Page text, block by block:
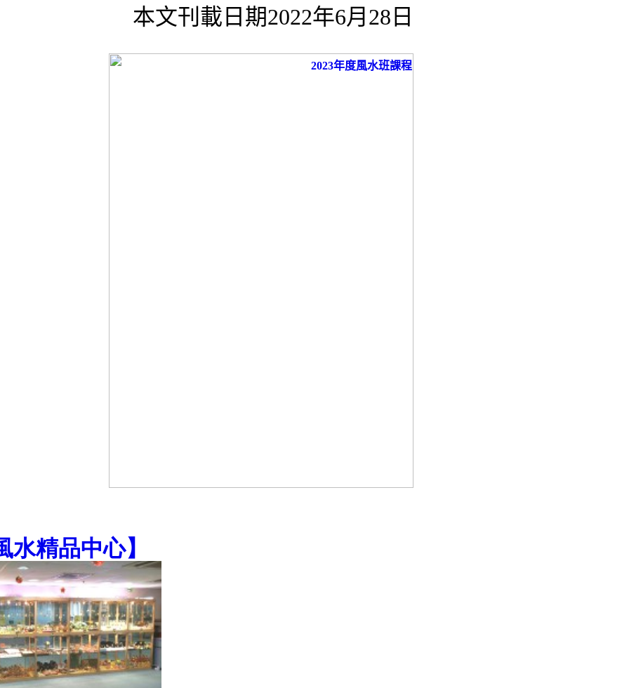
本文刊載日期2022年6月28日
水精品中心】